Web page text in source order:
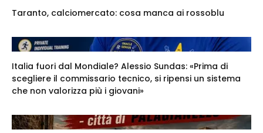
Taranto, calciomercato: cosa manca ai rossoblu
Italia fuori dal Mondiale? Alessio Sundas: «Prima di
scegliere il commissario tecnico, si ripensi un sistema
che non valorizza più i giovani»